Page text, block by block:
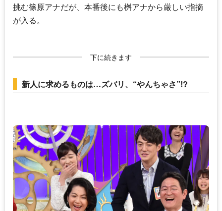
挑む篠原アナだが、本番後にも桝アナから厳しい指摘
が入る。
下に続きます
新人に求めるものは…ズバリ、“やんちゃさ”!?